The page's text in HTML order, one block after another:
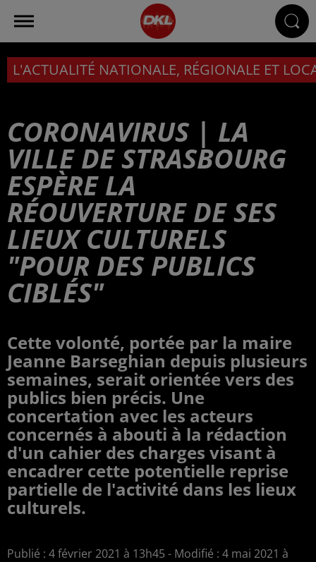
L'ACTUALITÉ NATIONALE, RÉGIONALE ET
CORONAVIRUS | LA
VILLE DE STRASBOURG
ESPÈRE LA
RÉOUVERTURE DE SES
LIEUX CULTURELS
"POUR DES PUBLICS
CIBLÉS"
Cette volonté, portée par la maire
Jeanne Barseghian depuis plusieurs
semaines, serait orientée vers des
publics bien précis. Une
concertation avec les acteurs
concernés à abouti à la rédaction
d'un cahier des charges visant à
encadrer cette potentielle reprise
partielle de l'activité dans les lieux
culturels.
Publié : 4 février 2021 à 13h45 - Modifié : 4 mai 2021 à